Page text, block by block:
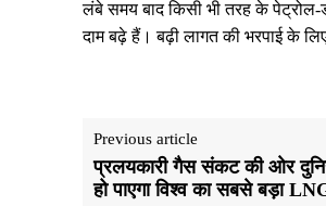
लंबे समय बाद किसी भी तरह के
दाम बढ़े हैं। बढ़ी लागत की भरपाई के
Previous article
प्रलयकारी गैस संकट की ओर
हो पाएगा विश्व का सबसे बड़ा